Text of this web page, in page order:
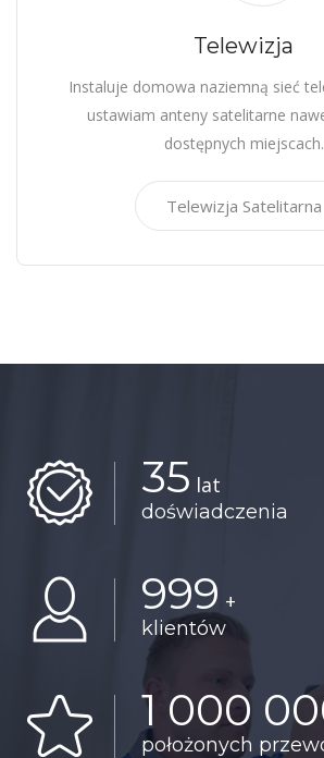
Telewizja
Instaluje domowa naziemną sieć
ustawiam anteny satelitarne
dostępnych miejscach.
Telewizja Satelitarna
35 lat
doświadczenia
999 +
klientów
1 000
położonych